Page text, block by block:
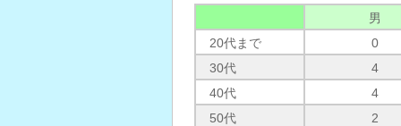
男
20代まで
0
30代
4
40代
4
50代
2